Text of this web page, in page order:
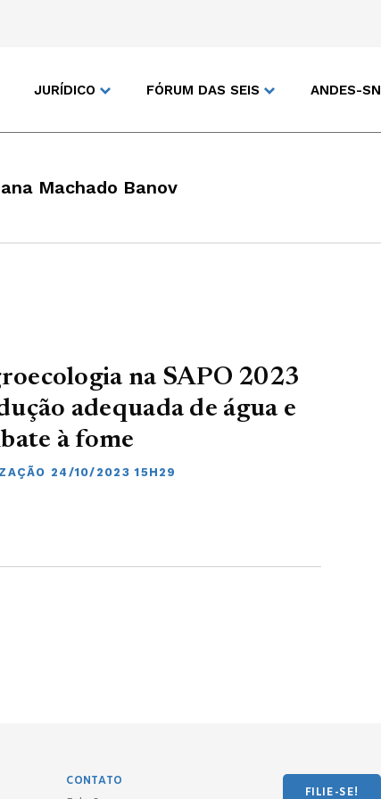
JURÍDICO FÓRUM DAS SEIS ANDES-SN
Machado Banov
na SAPO 2023
adequada de água e
à fome
24/10/2023 15H29
CONTATO
FILIE-SE!